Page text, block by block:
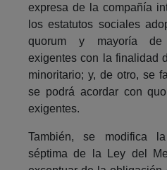
expresa de la compañía
los estatutos sociales
quorum y mayoría de
exigentes con la finalidad
minoritario; y, de otro, se
se podrá acordar con
exigentes.
También, se modifica
séptima de la Ley del